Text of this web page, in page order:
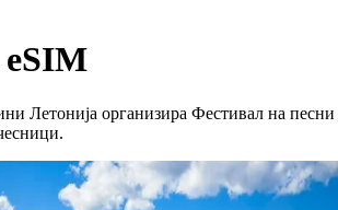
eSIM
Летонија организира Фестивал на песни